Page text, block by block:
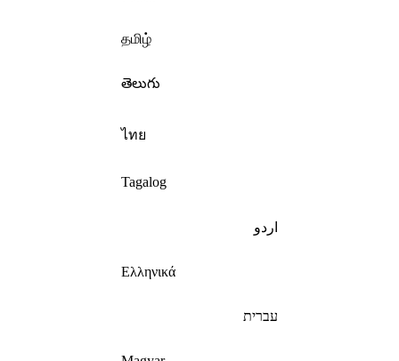
தமிழ்
తెలుగు
ไทย
Tagalog
اردو
Ελληνικά
עברית